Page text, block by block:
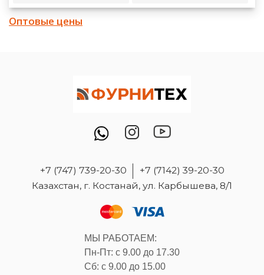
Оптовые цены
+7 (747) 739-20-30
+7 (7142) 39-20-30
Казахстан, г. Костанай, ул. Карбышева, 8/1
МЫ РАБОТАЕМ:
Пн-Пт: с 9.00 до 17.30
Сб: с 9.00 до 15.00